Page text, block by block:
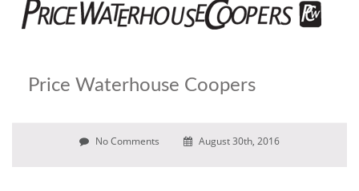
Price Waterhouse Coopers
No Comments August 30th, 2016